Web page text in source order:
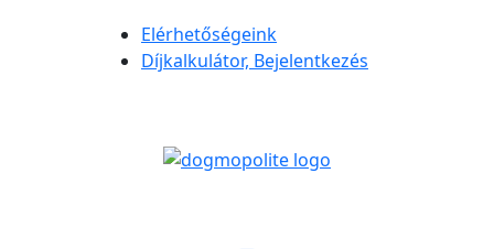
Elérhetőségeink
Díjkalkulátor, Bejelentkezés